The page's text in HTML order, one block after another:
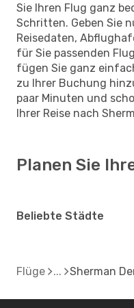
Sie Ihren Flug ganz
Schritten. Geben Sie
Reisedaten,
für Sie passenden
fügen Sie ganz
zu Ihrer Buchung
paar Minuten und
Ihrer Reise nach
Planen Sie
Beliebte Städte
Flüge Sherman